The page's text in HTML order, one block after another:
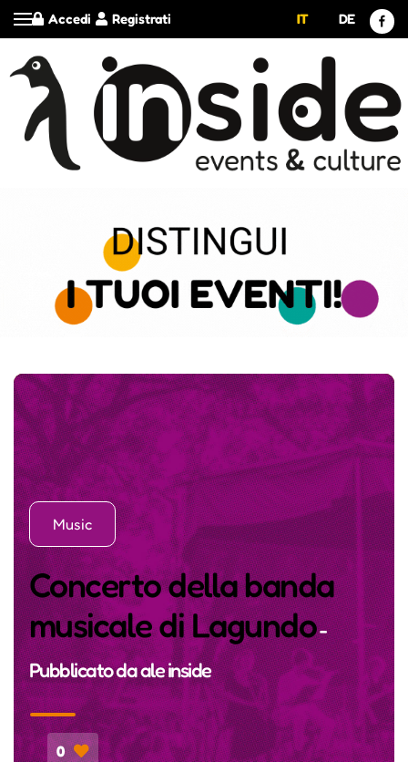
Registrati
Accedi IT DE
Music
Concerto della banda
musicale di Lagundo-
Pubblicato daale inside
0